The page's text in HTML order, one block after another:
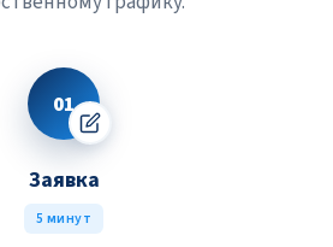
01
Заявка
5 минут